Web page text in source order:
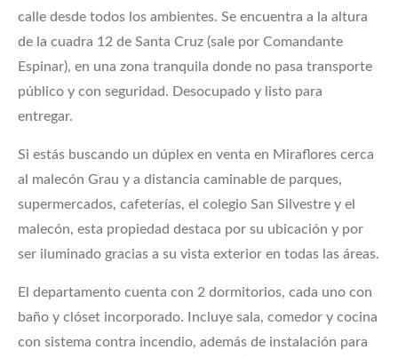
calle desde todos los ambientes. Se encuentra a la altura
de la cuadra 12 de Santa Cruz (sale por Comandante
Espinar), en una zona tranquila donde no pasa transporte
público y con seguridad. Desocupado y listo para
entregar.
Si estás buscando un dúplex en venta en Miraflores cerca
al malecón Grau y a distancia caminable de parques,
supermercados, cafeterías, el colegio San Silvestre y el
malecón, esta propiedad destaca por su ubicación y por
ser iluminado gracias a su vista exterior en todas las áreas.
El departamento cuenta con 2 dormitorios, cada uno con
baño y clóset incorporado. Incluye sala, comedor y cocina
con sistema contra incendio, además de instalación para